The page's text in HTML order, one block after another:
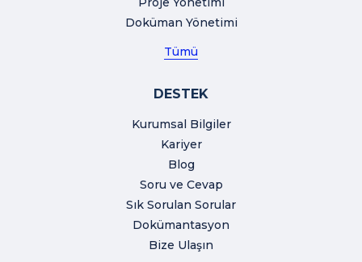
Doküman Yönetimi
Tümü
DESTEK
Kurumsal Bilgiler
Kariyer
Blog
Soru ve Cevap
Sık Sorulan Sorular
Dokümantasyon
Bize Ulaşın